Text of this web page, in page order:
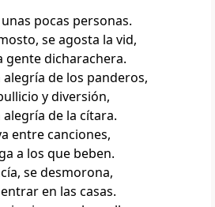
pocas personas.
se agosta la vid,
gente dicharachera.
alegría de los panderos,
y diversión,
de la cítara.
entre canciones,
a los que beben.
se desmorona,
en las casas.